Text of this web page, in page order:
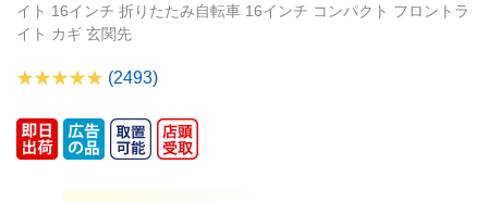
イト 16インチ 折りたたみ自転車 16インチ コンパクト フロントラ
イト カギ 玄関先
(2493)